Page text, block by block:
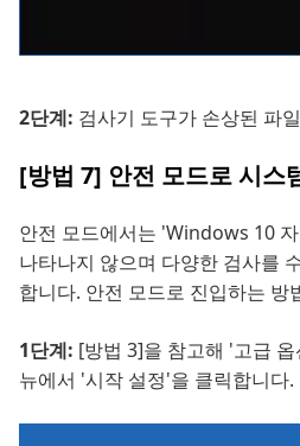
2단계: 검사기 도구가 손상된 파
[방법 7] 안전 모드로 시스
안전 모드에서는 'Windows 10
나타나지 않으며 다양한 검사를
합니다. 안전 모드로 진입하는 방
1단계: [방법 3]을 참고해 '고급
뉴에서 '시작 설정'을 클릭합니다.